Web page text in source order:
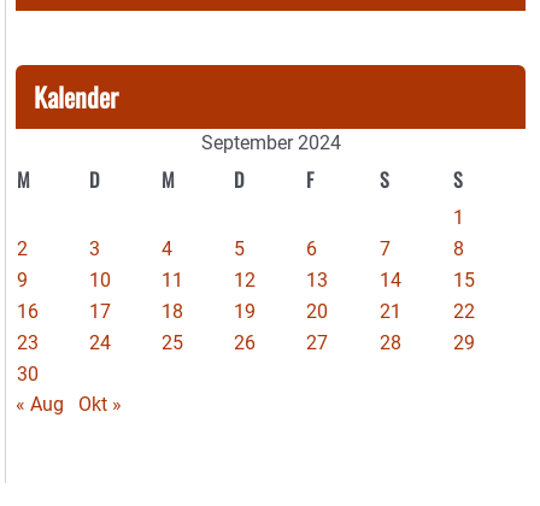
Kalender
September 2024
M D M D F S S
1
2
3 4 5 6 7
8
9
10 11 12 13 14
15
16
17 18 19 20 21
22
23
24 25 26 27 28
29
30
« Aug
Okt »